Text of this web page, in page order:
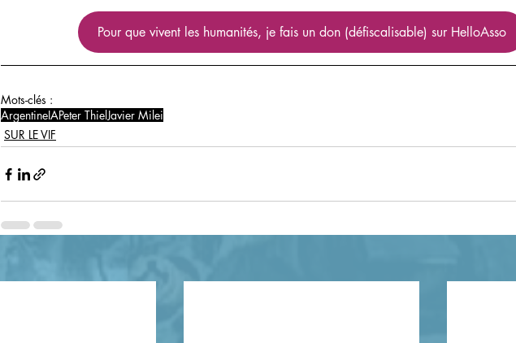
Pour que vivent les humanités, je fais un don (défiscalisable) sur HelloAsso
Mots-clés :
ArgentineIAPeter ThielJavier Milei
SUR LE VIF